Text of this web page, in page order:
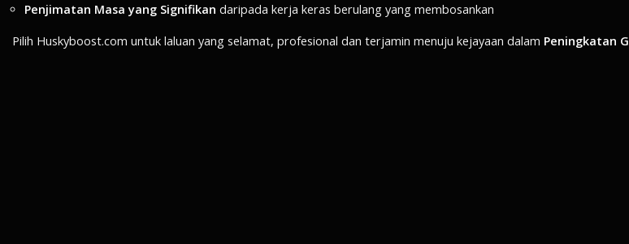
Penjimatan Masa yang Signifikan daripada kerja keras berulang yang membosankan
Pilih Huskyboost.com untuk laluan yang selamat, profesional dan terjamin menuju kejayaan dalam Peningkatan